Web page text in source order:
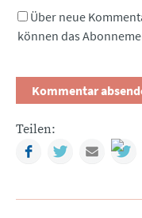
Über neue
können das
Teilen:
FacebookTwitterMail